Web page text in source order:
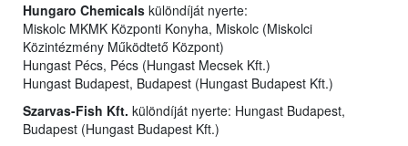
Hungaro Chemicals különdíját nyerte:
Miskolc MKMK Központi Konyha, Miskolc (Miskolci
Közintézmény Működtető Központ)
Hungast Pécs, Pécs (Hungast Mecsek Kft.)
Hungast Budapest, Budapest (Hungast Budapest Kft.)
Szarvas-Fish Kft. különdíját nyerte: Hungast Budapest,
Budapest (Hungast Budapest Kft.)